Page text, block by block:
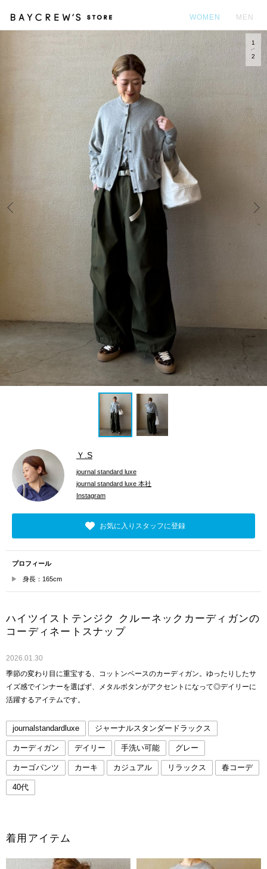
WOMEN MEN
Prev
1
2
Ｙ.S
journal standard luxe
journal standard luxe 本社
Instagram
お気に入りスタッフに登録
プロフィール
身長：165cm
ハイツイストテンジク クルーネックカーディガンの
コーディネートスナップ
2026.01.30
季節の変わり目に重宝する、コットンベースのカーディガン。ゆったりしたサ
イズ感でインナーを選ばず、メタルボタンがアクセントになって◎デイリーに
活躍するアイテムです。
journalstandardluxe ジャーナルスタンダードラックス
カーディガン デイリー 手洗い可能 グレー
カーゴパンツ カーキ カジュアル リラックス 春コーデ
40代
着用アイテム